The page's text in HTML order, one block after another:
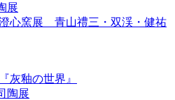
展
心窯展 青山禮三・双渓・健祐
灰釉の世界』
陶展